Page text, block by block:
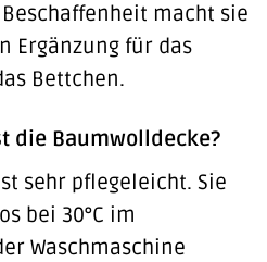
macht sie
Ergänzung für das
Bettchen.
die Baumwolldecke?
sehr pflegeleicht. Sie
bei 30°C im
Waschmaschine